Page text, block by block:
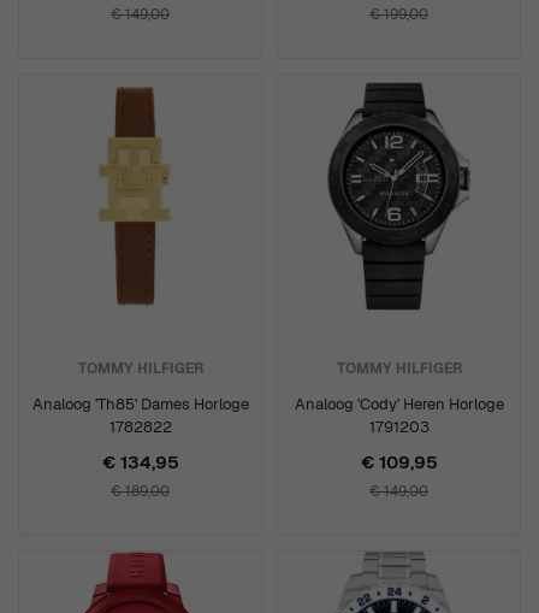
€ 149,00 € 199,00
TOMMY HILFIGER
Analoog 'Th85' Dames Horloge
1782822
€ 134,95
€ 189,00
TOMMY HILFIGER
Analoog 'Cody' Heren Horloge
1791203
€ 109,95
€ 149,00